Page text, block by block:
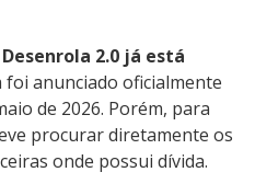
2.0 já está
anunciado oficialmente
de 2026. Porém, para
procurar diretamente os
onde possui dívida.